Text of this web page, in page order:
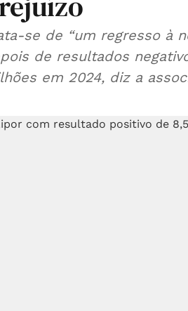
se de “um regresso à
de resultados
em 2024, diz a